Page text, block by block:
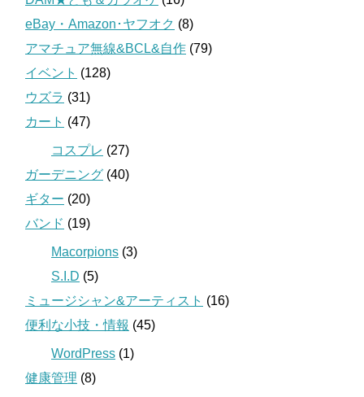
eBay・Amazon･ヤフオク (8)
アマチュア無線&BCL&自作 (79)
イベント (128)
ウズラ (31)
カート (47)
コスプレ (27)
ガーデニング (40)
ギター (20)
バンド (19)
Macorpions (3)
S.I.D (5)
ミュージシャン&アーティスト (16)
便利な小技・情報 (45)
WordPress (1)
健康管理 (8)